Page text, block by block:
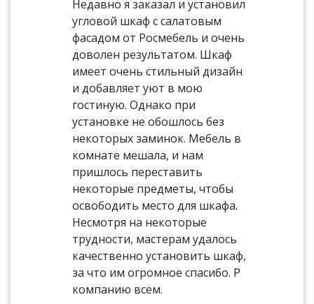
Недавно я заказал и установил
угловой шкаф с салатовым
фасадом от Росмебель и очень
доволен результатом. Шкаф
имеет очень стильный дизайн
и добавляет уют в мою
гостиную. Однако при
установке не обошлось без
некоторых заминок. Мебель в
комнате мешала, и нам
пришлось переставить
некоторые предметы, чтобы
освободить место для шкафа.
Несмотря на некоторые
трудности, мастерам удалось
качественно установить шкаф,
за что им огромное спасибо. Р
компанию всем.